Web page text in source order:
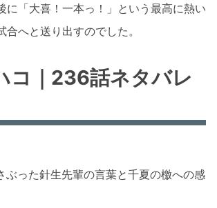
に「大喜！一本っ！」という最高に熱い
へと送り出すのでした。
コ｜236話ネタバレ
った針生先輩の言葉と千夏の檄への感